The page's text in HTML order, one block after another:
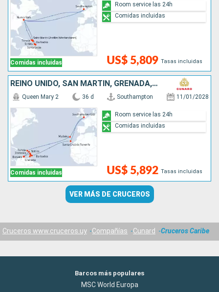
Comidas incluidas US$ 5,809 Tasas incluidas
Room service las 24h
Comidas incluidas
REINO UNIDO, SAN MARTÍN, GRENADA, SANTA LUCIA, BARBADOS, DOMINICA, ANTIGUA Y BARBUDA, PORTUGAL
Comidas incluidas
Queen Mary 2 36 d Southampton 11/01/2028
US$ 5,892 Tasas incluidas
Room service las 24h
Comidas incluidas
VER MÁS DE CRUCEROS
Cruceros www.cruceros.uy Compañías Cunard Cruceros Caribe
Barcos más populares
MSC World Europa